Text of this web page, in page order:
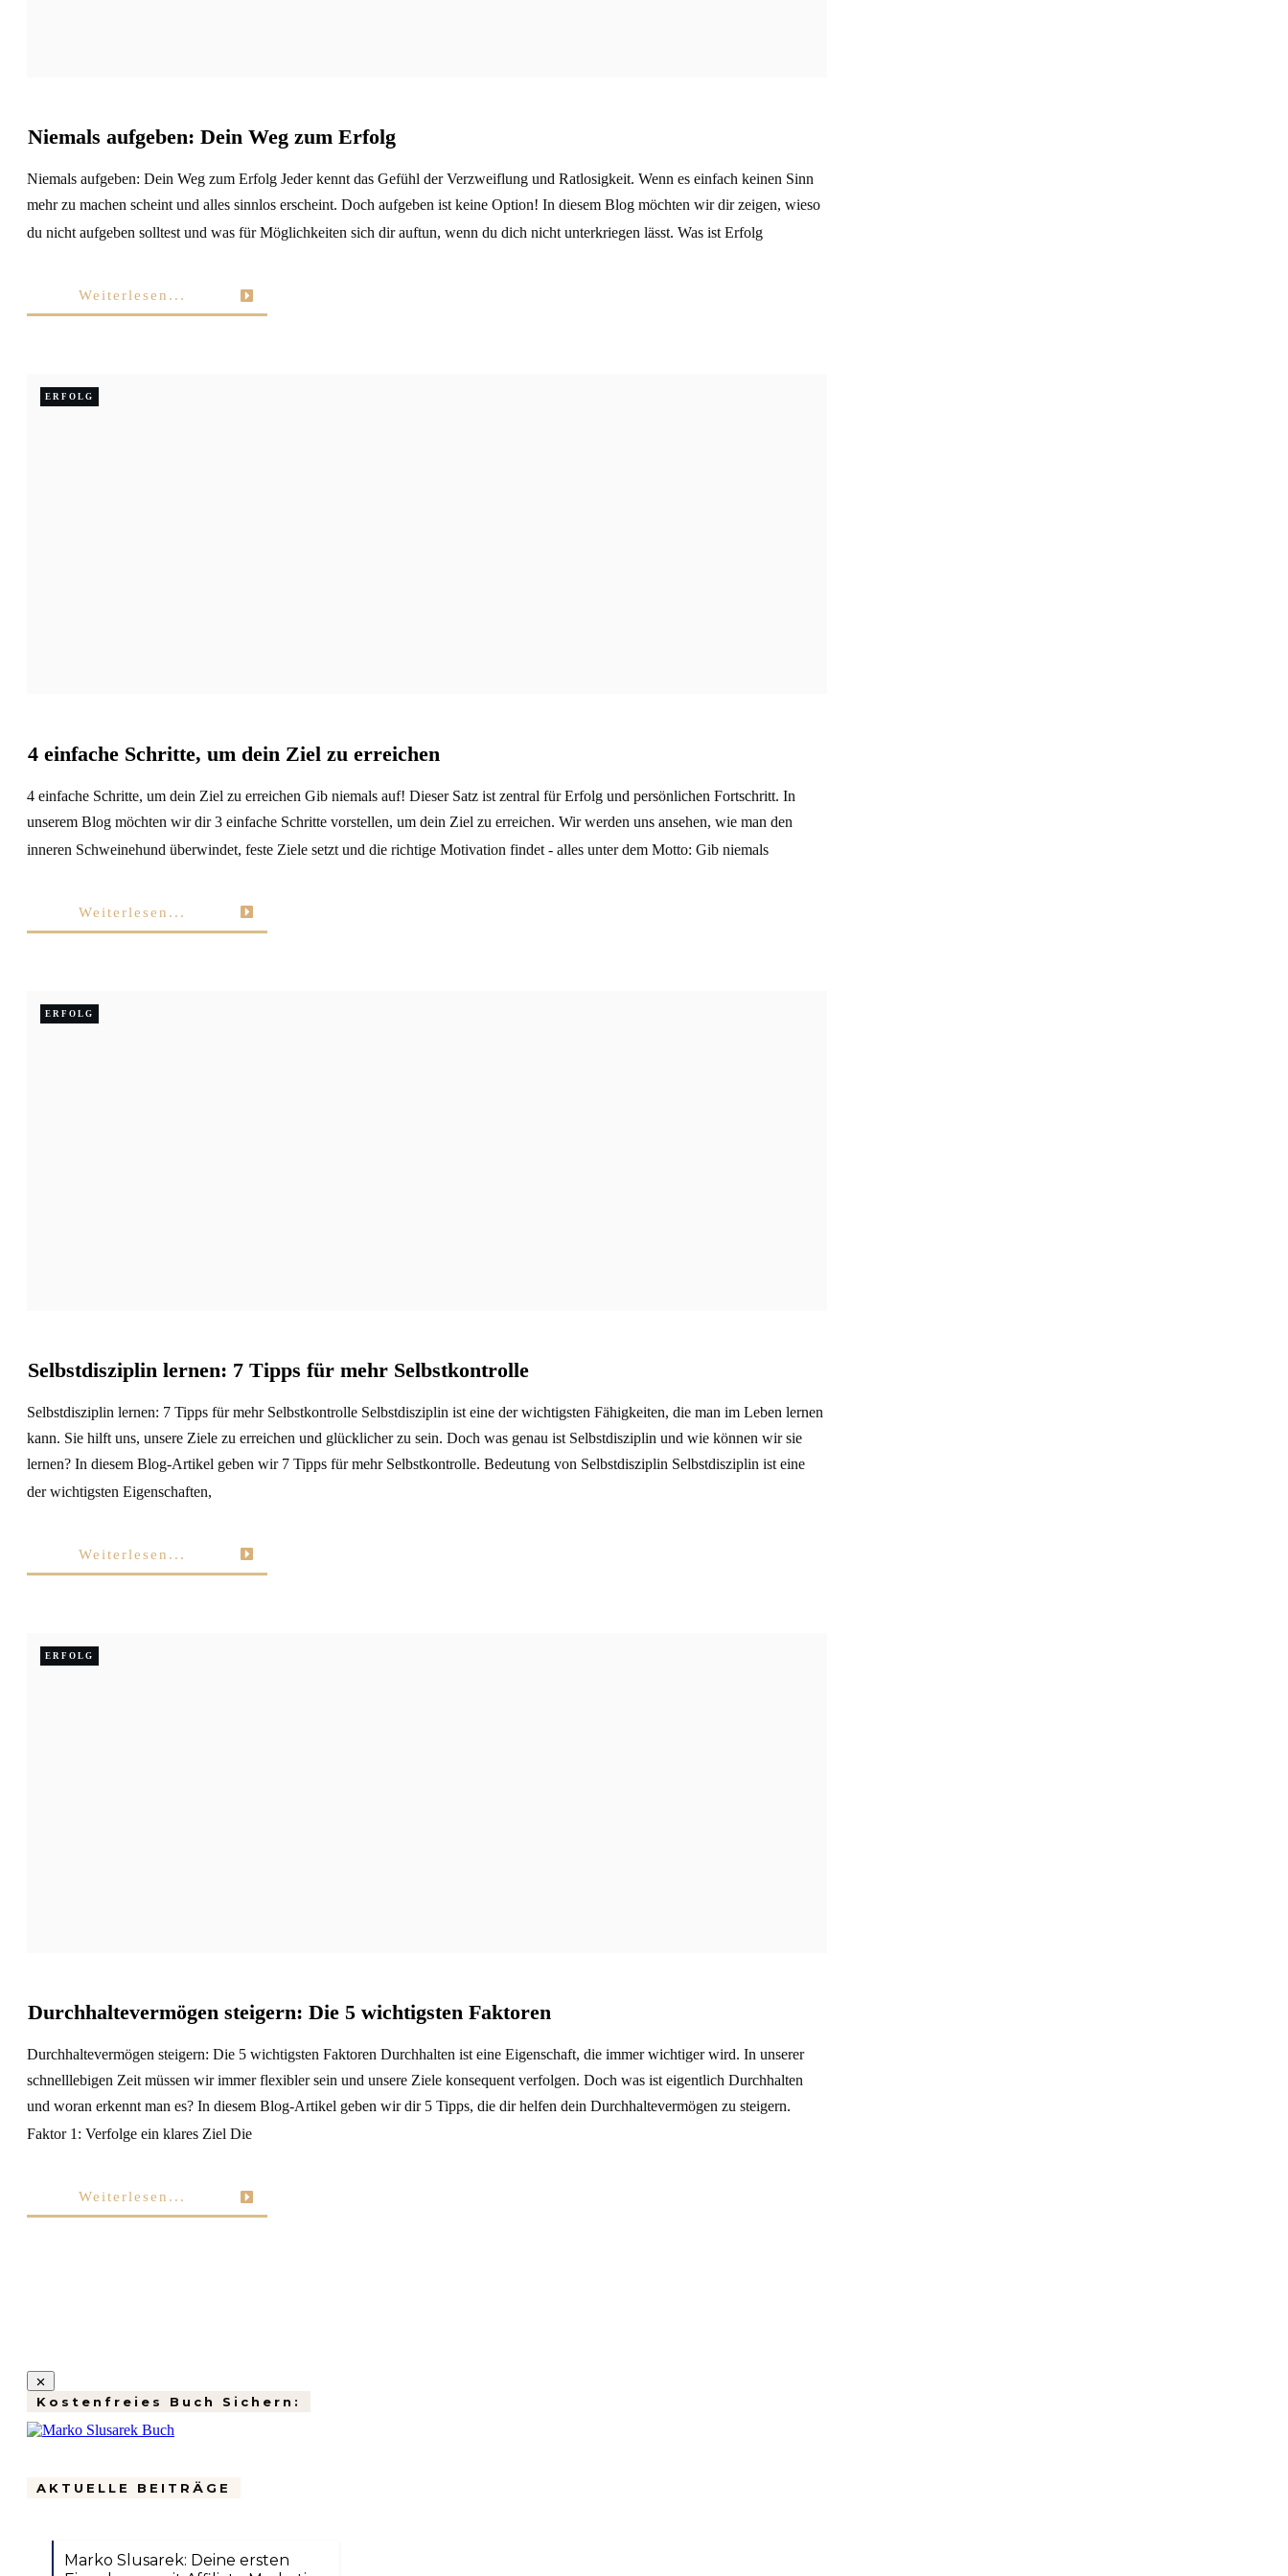
Niemals aufgeben: Dein Weg zum Erfolg
Niemals aufgeben: Dein Weg zum Erfolg Jeder kennt das Gefühl der Verzweiflung und Ratlosigkeit. Wenn es einfach keinen Sinn
mehr zu machen scheint und alles sinnlos erscheint. Doch aufgeben ist keine Option! In diesem Blog möchten wir dir zeigen, wieso
du nicht aufgeben solltest und was für Möglichkeiten sich dir auftun, wenn du dich nicht unterkriegen lässt. Was ist Erfolg
Weiterlesen...
ERFOLG
4 einfache Schritte, um dein Ziel zu erreichen
4 einfache Schritte, um dein Ziel zu erreichen Gib niemals auf! Dieser Satz ist zentral für Erfolg und persönlichen Fortschritt. In
unserem Blog möchten wir dir 3 einfache Schritte vorstellen, um dein Ziel zu erreichen. Wir werden uns ansehen, wie man den
inneren Schweinehund überwindet, feste Ziele setzt und die richtige Motivation findet - alles unter dem Motto: Gib niemals
Weiterlesen...
ERFOLG
Selbstdisziplin lernen: 7 Tipps für mehr Selbstkontrolle
Selbstdisziplin lernen: 7 Tipps für mehr Selbstkontrolle Selbstdisziplin ist eine der wichtigsten Fähigkeiten, die man im Leben lernen
kann. Sie hilft uns, unsere Ziele zu erreichen und glücklicher zu sein. Doch was genau ist Selbstdisziplin und wie können wir sie
lernen? In diesem Blog-Artikel geben wir 7 Tipps für mehr Selbstkontrolle. Bedeutung von Selbstdisziplin Selbstdisziplin ist eine
der wichtigsten Eigenschaften,
Weiterlesen...
ERFOLG
Durchhaltevermögen steigern: Die 5 wichtigsten Faktoren
Durchhaltevermögen steigern: Die 5 wichtigsten Faktoren Durchhalten ist eine Eigenschaft, die immer wichtiger wird. In unserer
schnelllebigen Zeit müssen wir immer flexibler sein und unsere Ziele konsequent verfolgen. Doch was ist eigentlich Durchhalten
und woran erkennt man es? In diesem Blog-Artikel geben wir dir 5 Tipps, die dir helfen dein Durchhaltevermögen zu steigern.
Faktor 1: Verfolge ein klares Ziel Die
Weiterlesen...
Kostenfreies Buch Sichern:
AKTUELLE BEITRÄGE
Marko Slusarek: Deine ersten